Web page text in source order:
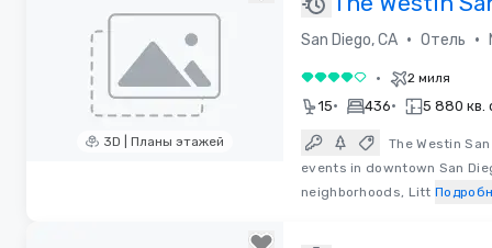
3D | Планы этажей
Diego Bayview
San Diego, CA • Отель •
4 из 5 • 2 миля
15• 436• 5 880 кв.
The Westin
events in downtown San
neighborhoods, Litt